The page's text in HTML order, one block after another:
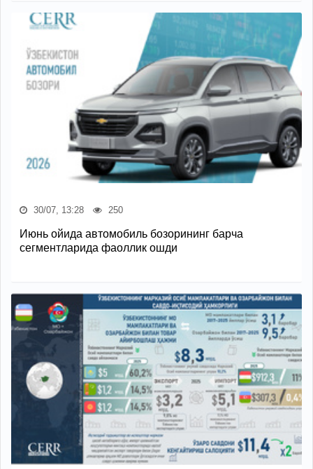
30/07, 13:28 250
Июнь ойида автомобиль бозорининг барча
сегментларида фаоллик ошди